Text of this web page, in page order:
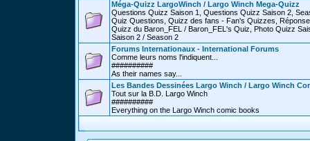
Méga-Quizz LargoWinch / Largo Winch Mega-Quizz
Questions Quizz Saison 1, Questions Quizz Saison 2,
Quiz Questions, Quizz des fans - Fan's Quizzes,
Quizz du Baron_FEL / Baron_FEL's Quiz, Photo Quizz
Saison 2 / Season 2
Forums Internationaux - International Forums
Comme leurs noms l'indiquent...
##########
As their names say...
Les Bandes Dessinées Largo Winch / Largo Winch
Tout sur la B.D. Largo Winch
##########
Everything on the Largo Winch comic books